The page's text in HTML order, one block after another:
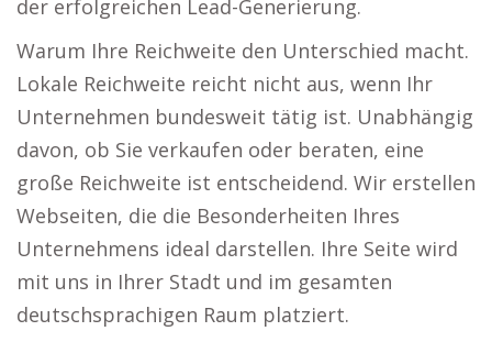
der erfolgreichen Lead-Generierung.
Warum Ihre Reichweite den Unterschied macht.
Lokale Reichweite reicht nicht aus, wenn Ihr
Unternehmen bundesweit tätig ist. Unabhängig
davon, ob Sie verkaufen oder beraten, eine
große Reichweite ist entscheidend. Wir erstellen
Webseiten, die die Besonderheiten Ihres
Unternehmens ideal darstellen. Ihre Seite wird
mit uns in Ihrer Stadt und im gesamten
deutschsprachigen Raum platziert.